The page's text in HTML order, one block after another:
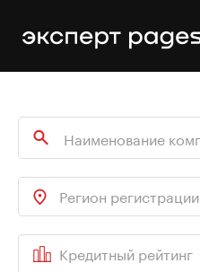
Регион регистрации
Кредитный рейтинг